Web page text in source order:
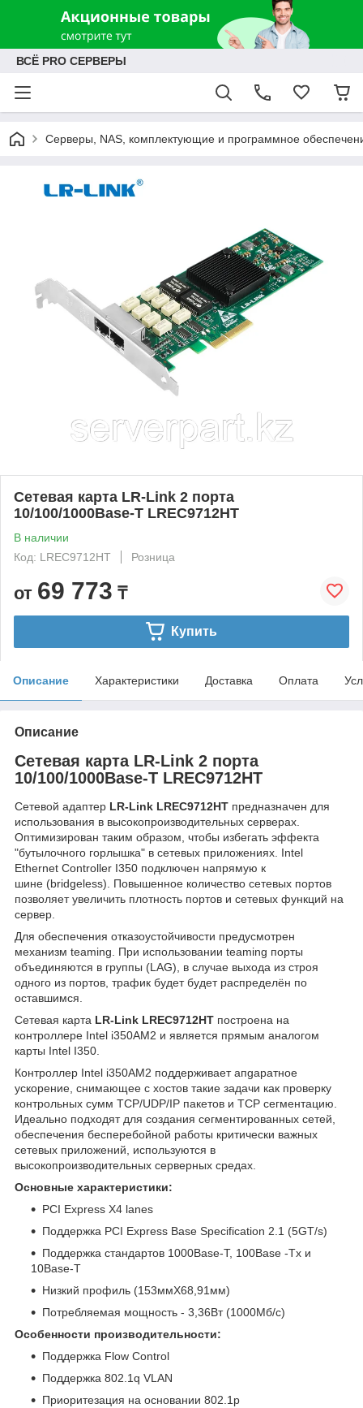
ВСЁ PRO СЕРВЕРЫ
Серверы, NAS, комплектующие и программное
Сетевая карта LR-Link 2 порта
10/100/1000Base-T LREC9712HT
В наличии
Код: LREC9712HT
Розница
от 69 773 ₸
Купить
Описание Характеристики Доставка Оплата
Описание
Сетевая карта LR-Link 2 порта
10/100/1000Base-T LREC9712HT
Сетевой адаптер LR-Link LREC9712HT предназначен для
использования в высокопроизводительных серверах.
Оптимизирован таким образом, чтобы избегать эффекта
"бутылочного горлышка" в сетевых приложениях. Intel
Ethernet Controller I350 подключен напрямую к
шине (bridgeless). Повышенное количество сетевых портов
позволяет увеличить плотность портов и сетевых функций на
сервер.
Для обеспечения отказоустойчивости предусмотрен
механизм teaming. При использовании teaming порты
объединяются в группы (LAG), в случае выхода из строя
одного из портов, трафик будет будет распределён по
оставшимся.
Сетевая карта LR-Link LREC9712HT построена на
контроллере Intel i350AM2 и является прямым аналогом
карты Intel I350.
Контроллер Intel i350AM2 поддерживает апgаратное
уcкорение, снимающее с хостов такие задачи как проверку
контрольных сумм TCP/UDP/IP пакетов и TCP сегментацию.
Идеально подходят для создания сегментированных сетей,
обеспечения бесперебойной работы критически важных
сетевых приложений, используются в
высокопроизводительных серверных средах.
Основные характеристики:
PCI Express X4 lanes
Поддержка PCI Express Base Specification 2.1 (5GT/s)
Поддержка стандартов 1000Base-T, 100Base -Tx и
10Base-T
Низкий профиль (153ммХ68,91мм)
Потребляемая мощность - 3,36Вт (1000Мб/с)
Особенности производительности:
Поддержка Flow Control
Поддержка 802.1q VLAN
Приоритезация на основании 802.1p